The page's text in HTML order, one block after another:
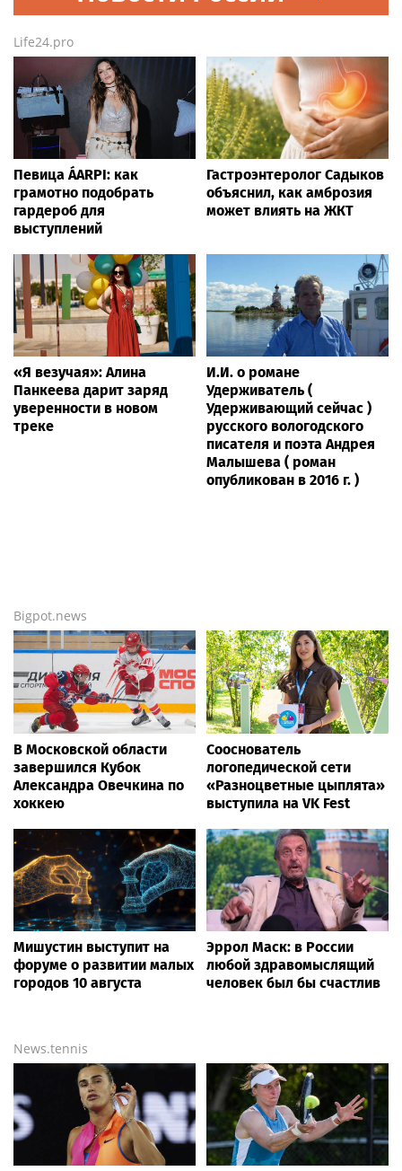
Life24.pro
Певица ÁARPI: как
грамотно подобрать
гардероб для
выступлений
Гастроэнтеролог Садыков
объяснил, как амброзия
может влиять на ЖКТ
«Я везучая»: Алина
Панкеева дарит заряд
уверенности в новом
треке
И.И. о романе
Удерживатель (
Удерживающий сейчас )
русского вологодского
писателя и поэта Андрея
Малышева ( роман
опубликован в 2016 г. )
Bigpot.news
В Московской области
завершился Кубок
Александра Овечкина по
хоккею
Сооснователь
логопедической сети
«Разноцветные цыплята»
выступила на VK Fest
Мишустин выступит на
форуме о развитии малых
городов 10 августа
Эррол Маск: в России
любой здравомыслящий
человек был бы счастлив
News.tennis